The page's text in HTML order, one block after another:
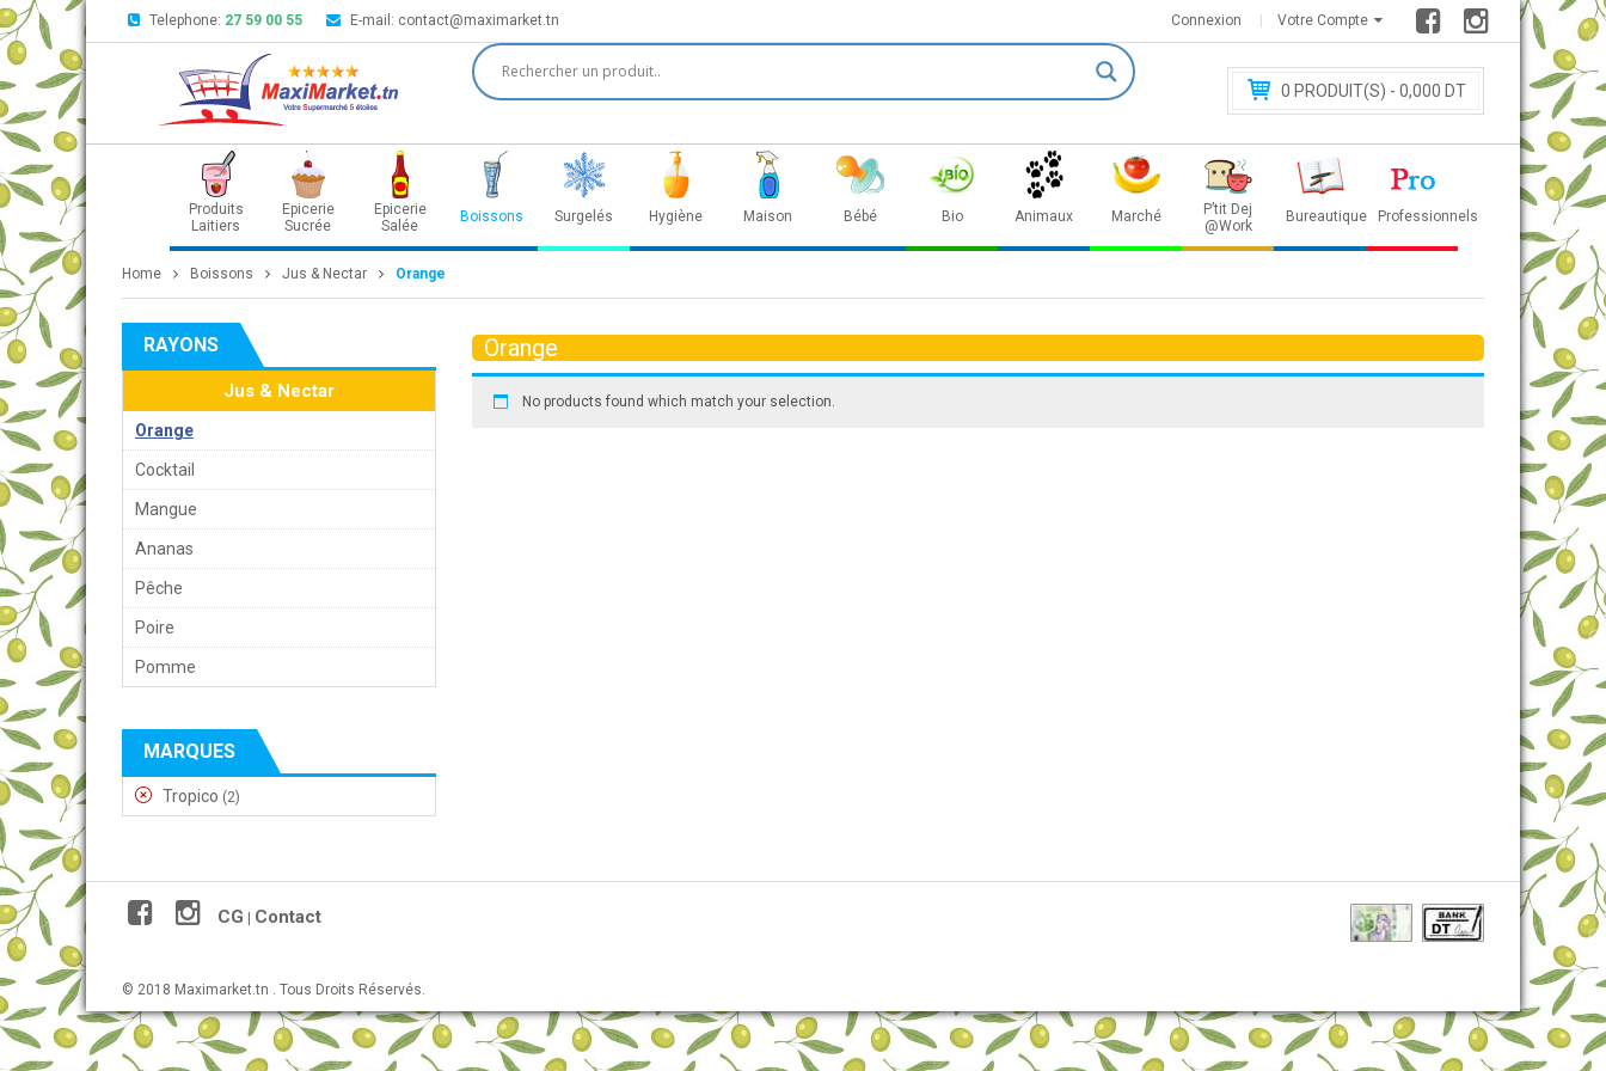
Telephone: 27 59 00 55 E-mail: contact@maximarket.tn Votre Compte
Connexion
0 PRODUIT(S) - 0,000 DT
Produits
Laitiers
Epicerie
Sucrée
Epicerie
Salée
Boissons Surgelés Hygiène Maison Bébé Bio Animaux Marché
P’tit Dej
@Work
Bureautique Professionnels
Home Boissons Jus & Nectar Orange
RAYONS
Jus & Nectar
Orange
Cocktail
Mangue
Ananas
Pêche
Poire
Pomme
MARQUES
Tropico (2)
Orange
No products found which match your selection.
CG Contact
© 2018 Maximarket.tn . Tous Droits Réservés.